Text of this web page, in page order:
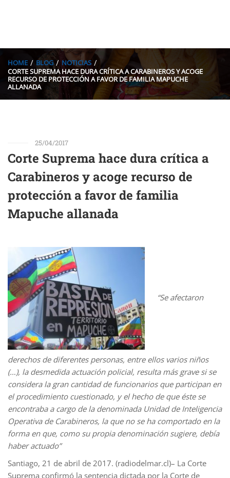
HOME BLOG
NOTICIAS
CORTE SUPREMA HACE DURA CRÍTICA A CARABINEROS Y ACOGE
RECURSO DE PROTECCIÓN A FAVOR DE FAMILIA MAPUCHE
ALLANADA
25/04/2017
Corte Suprema hace dura crítica a
Carabineros y acoge recurso de
protección a favor de familia
Mapuche allanada
“Se afectaron
derechos de diferentes personas, entre ellos varios niños
(…), la desmedida actuación policial, resulta más grave si se
considera la gran cantidad de funcionarios que participan en
el procedimiento cuestionado, y el hecho de que éste se
encontraba a cargo de la denominada Unidad de Inteligencia
Operativa de Carabineros, la que no se ha comportado en la
forma en que, como su propia denominación sugiere, debía
haber actuado”
Santiago, 21 de abril de 2017. (radiodelmar.cl)– La Corte
Suprema confirmó la sentencia dictada por la Corte de